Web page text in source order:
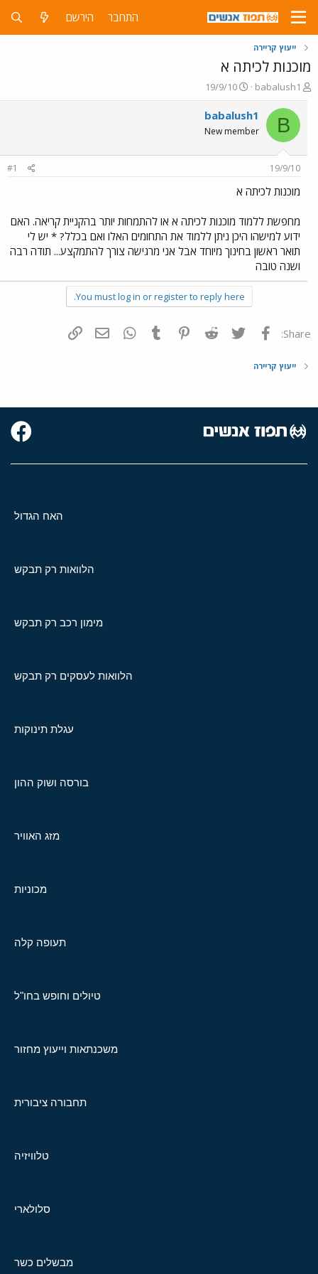
התחבר הירשם
ייעוץ קריירה
מוכנות לכיתה א
פ
ו
ת
ח
ה
ו
ש
א
babalush1
פ
ו
ר
ם
ר
19/9/10
B
babalush1
New member
19/9/10
#1
מוכנות לכיתה א
מחפשת ללמוד מוכנות לכיתה א או להתמחות יותר בהקניית קריאה. האם
ידוע למישהו היכן ניתן ללמוד את התחומים האלו ואם בכלל? * יש לי
תואר ראשון בחינוך מיוחד אבל אני מרגישה צורך להתמקצע... תודה רבה
ושנה טובה
You must log in or register to reply here.
Share: פייסבוק Twitter
Reddit
Pinterest
Tumblr
WhatsAppדואר אלקטרוני
ייעוץ קריירה
האח הגדול
הלוואות רק תבקש
מימון רכב רק תבקש
הלוואות לעסקים רק תבקש
עגלת תינוקות
בורסה ושוק ההון
מזג האוויר
מכוניות
תעופה קלה
טיולים וחופש בחו"ל
משכנתאות וייעוץ מחזור
תחבורה ציבורית
טלוויזיה
סלולארי
מבשלים כשר